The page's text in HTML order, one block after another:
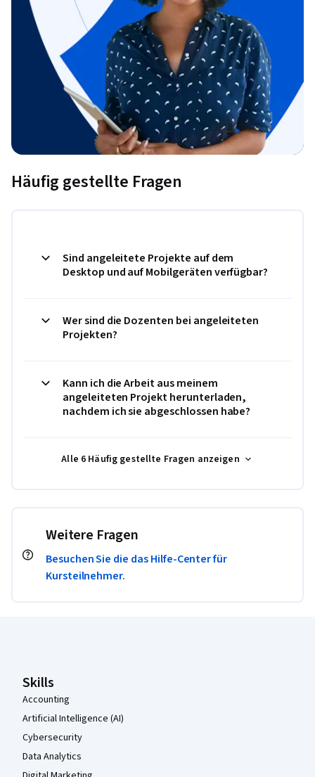
Häufig gestellte Fragen
Sind angeleitete Projekte auf dem
Desktop und auf Mobilgeräten verfügbar?
Wer sind die Dozenten bei angeleiteten
Projekten?
Kann ich die Arbeit aus meinem
angeleiteten Projekt herunterladen,
nachdem ich sie abgeschlossen habe?
Alle 6 Häufig gestellte Fragen anzeigen
Weitere Fragen
Besuchen Sie die das Hilfe-Center für
Kursteilnehmer.
Skills
Accounting
Artificial Intelligence (AI)
Cybersecurity
Data Analytics